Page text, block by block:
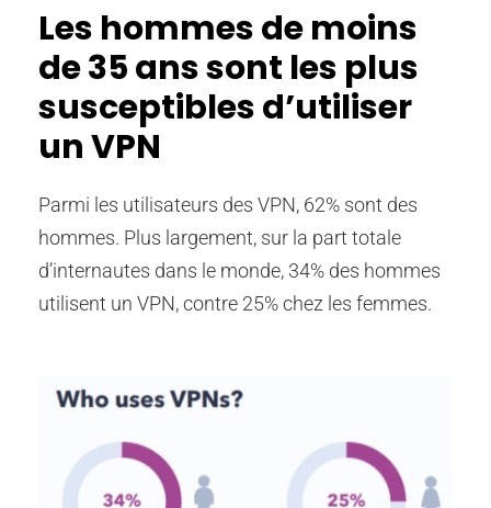
Les hommes de moins
de 35 ans sont les plus
susceptibles d’utiliser
un VPN
Parmi les utilisateurs des VPN, 62% sont des
hommes. Plus largement, sur la part totale
d’internautes dans le monde, 34% des hommes
utilisent un VPN, contre 25% chez les femmes.